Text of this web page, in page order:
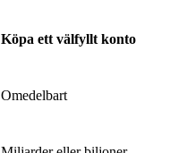
Köpa ett välfyllt konto
Omedelbart